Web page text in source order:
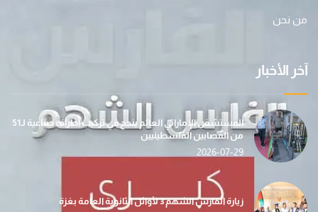
من نحن
آخر الأخبار
المستشفى الإماراتي العائم ينجح في تركيب أطراف صناعية لـ51
من المصابين الفلسطينيين
2026-07-29
زيارة الفارس الشهم 3 لأوائل الثانوية العامة بغزة